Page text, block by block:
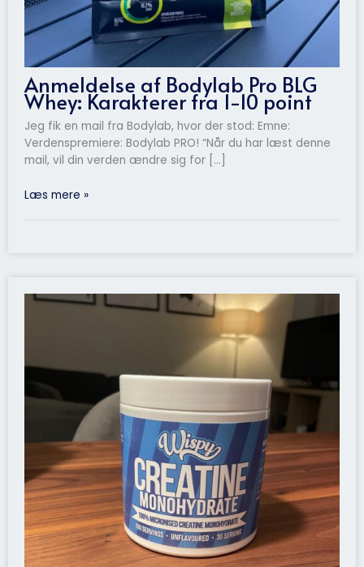
Anmeldelse af Bodylab Pro BLG
Whey: Karakterer fra 1-10 point
Jeg fik en mail fra Bodylab, hvor der stod: Emne:
Verdenspremiere: Bodylab PRO! “Når du har læst denne
mail, vil din verden ændre sig for […]
Læs mere »